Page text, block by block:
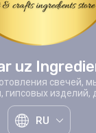
uz
свечей,
гипсовых изделий,
RU